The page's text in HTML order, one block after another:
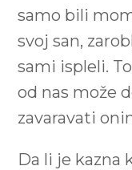
samo bili
svoj san,
sami ispleli.
od nas može
zavaravati
Da li je kazna